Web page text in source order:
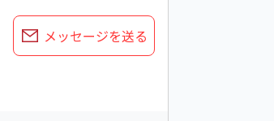
メッセージを送る